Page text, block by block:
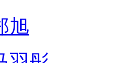
旭